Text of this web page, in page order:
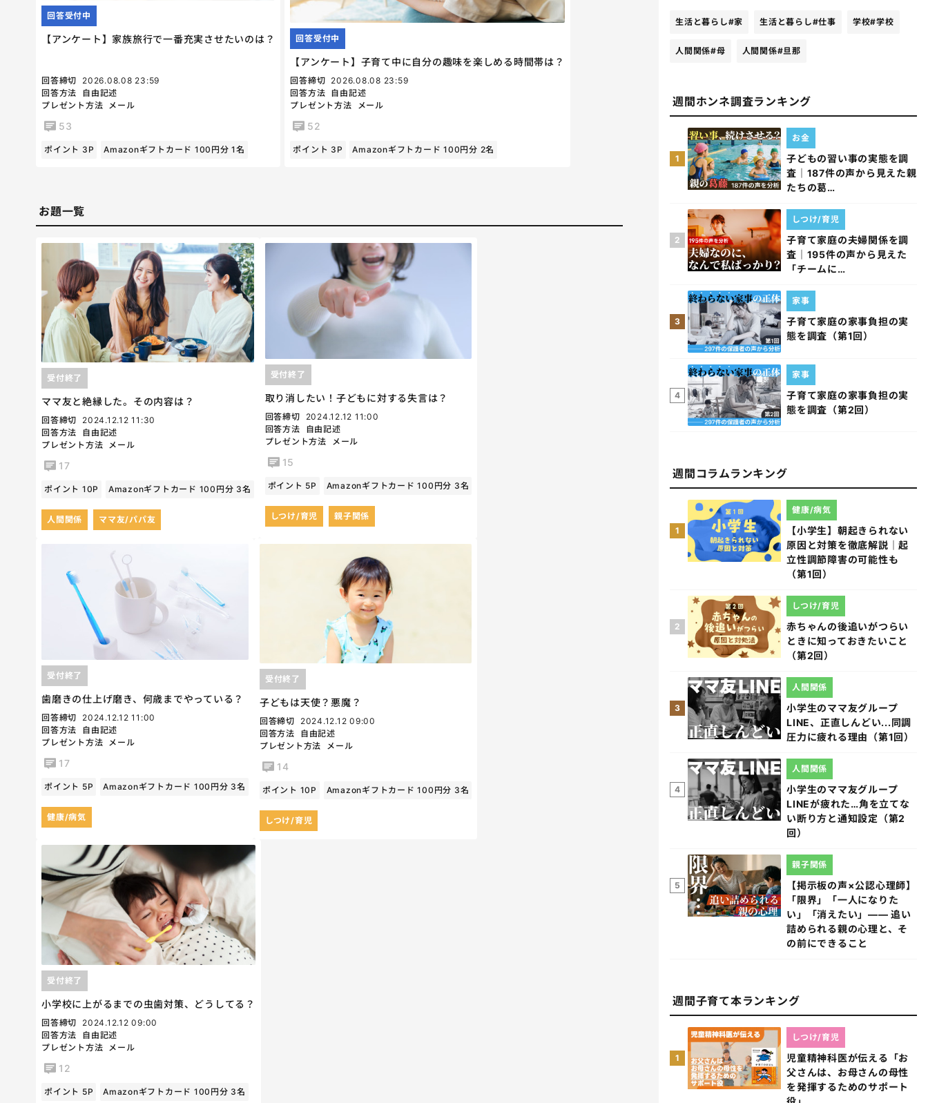
【アンケート】家族旅行で一番充実させたいのは？
回答受付中
回答締切
2026.08.08 23:59
回答方法
自由記述
プレゼント方法
メール
53
ポイント 3P Amazonギフトカード 100円分 1名
【アンケート】子育て中に自分の趣味を楽しめる時間帯は？
回答受付中
回答締切 2026.08.08 23:59
回答方法 自由記述
プレゼント方法
メール
52
ポイント 3P Amazonギフトカード 100円分 2名
お題一覧
ママ友と絶縁した。その内容は？
受付終了
回答締切
2024.12.12 11:30
回答方法
自由記述
プレゼント方法
メール
17
ポイント 10P Amazonギフトカード 100円分 3名
人間関係 ママ友/パパ友
取り消したい！子どもに対する失言は？
受付終了
回答締切
2024.12.12 11:00
回答方法
自由記述
プレゼント方法
メール
15
ポイント 5P Amazonギフトカード 100円分 3名
しつけ/育児 親子関係
歯磨きの仕上げ磨き、何歳までやっている？
受付終了
回答締切
2024.12.12 11:00
回答方法
自由記述
プレゼント方法 メール
17
ポイント 5P Amazonギフトカード 100円分 3名
健康/病気
子どもは天使？悪魔？
受付終了
回答締切
2024.12.12 09:00
回答方法
自由記述
プレゼント方法
メール
14
ポイント 10P Amazonギフトカード 100円分 3名
しつけ/育児
小学校に上がるまでの虫歯対策、どうしてる？
受付終了
回答締切
2024.12.12 09:00
回答方法
自由記述
プレゼント方法 メール
12
ポイント 5P Amazonギフトカード 100円分 3名
生活と暮らし#家 生活と暮らし#仕事 学校#学校
人間関係#母 人間関係#旦那
週間ホンネ調査ランキング
1
子どもの習い事の実態を調
査｜187件の声から見えた親
たちの葛…
お金
2
子育て家庭の夫婦関係を調
査｜195件の声から見えた
「チームに…
しつけ/育児
3
子育て家庭の家事負担の実
態を調査（第1回）
家事
4
子育て家庭の家事負担の実
態を調査（第2回）
家事
週間コラムランキング
1
【小学生】朝起きられない
原因と対策を徹底解説｜起
立性調節障害の可能性も
（第1回）
健康/病気
2
赤ちゃんの後追いがつらい
ときに知っておきたいこと
（第2回）
しつけ/育児
3
小学生のママ友グループ
LINE、正直しんどい...同調
圧力に疲れる理由（第1回）
人間関係
4
小学生のママ友グループ
LINEが疲れた…角を立てな
い断り方と通知設定（第2
回）
人間関係
5
【掲示板の声×公認心理師】
「限界」「一人になりた
い」「消えたい」―― 追い
詰められる親の心理と、そ
の前にできること
親子関係
週間子育て本ランキング
1
児童精神科医が伝える「お
父さんは、お母さんの母性
を発揮するためのサポート
しつけ/育児